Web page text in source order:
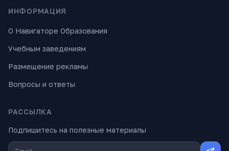
ИНФОРМАЦИЯ
О Навигаторе Образования
Учебным заведениям
Размещение рекламы
Вопросы и ответы
РАССЫЛКА
Подпишитесь на полезные материалы